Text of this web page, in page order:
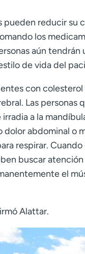
pueden reducir
los
aún
de vida del
con
Las
a la
abdominal o
respirar.
buscar
el
Alattar.